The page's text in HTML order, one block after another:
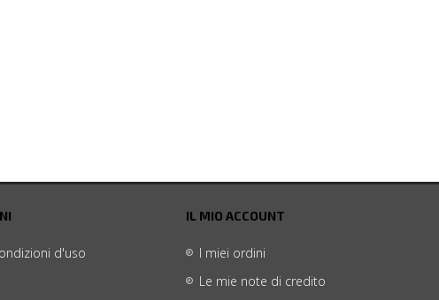
d'uso
IL MIO ACCOUNT
I miei ordini
Le mie note di credito